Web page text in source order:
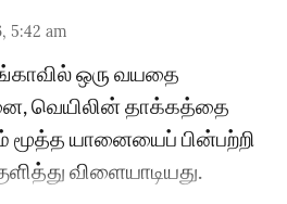
5:42 am
ஒரு வயதை
வெயிலின் தாக்கத்தை
மூத்த யானையைப் பின்பற்றி
விளையாடியது.